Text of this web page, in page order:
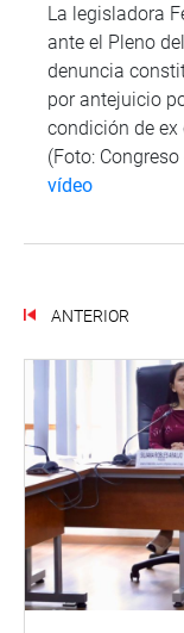
La legisladora
ante el Pleno
denuncia
por antejuicio
condición de ex
(Foto:
vídeo
ANTERIOR